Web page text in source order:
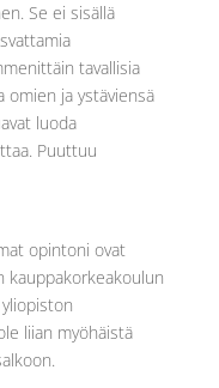
Se ei sisällä
tavallisia
omien ja ystäviensä
luoda
Puuttuu
opintoni ovat
kauppakorkeakoulun
liian myöhäistä